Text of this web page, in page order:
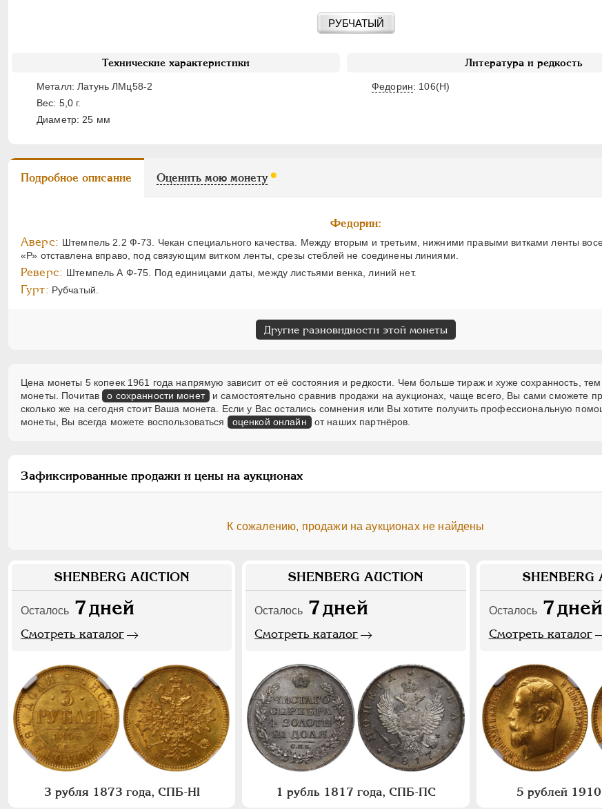
РУБЧАТЫЙ
Технические характеристики
Металл: Латунь ЛМц58-2
Вес: 5,0 г.
Диаметр: 25 мм
Литература и редкость
Федорин: 106(Н)
Подробное описание Оценить мою монету
Федорин:
Аверс: Штемпель 2.2 Ф-73. Чекан специального качества. Между вторым и третьим, нижними правыми витками ленты
«Р» отставлена вправо, под связующим витком ленты, срезы стеблей не соединены линиями.
Реверс: Штемпель А Ф-75. Под единицами даты, между листьями венка, линий нет.
Гурт: Рубчатый.
Другие разновидности этой монеты
Цена монеты 5 копеек 1961 года напрямую зависит от её состояния и редкости. Чем больше тираж и хуже сохранность,
монеты. Почитав о сохранности монет и самостоятельно сравнив продажи на аукционах, чаще всего, Вы сами сможете
сколько же на сегодня стоит Ваша монета. Если у Вас остались сомнения или Вы хотите получить профессиональную
монеты, Вы всегда можете воспользоваться
оценкой онлайн от наших партнёров.
Зафиксированные продажи и цены на аукционах
К сожалению, продажи на аукционах не найдены
SHENBERG AUCTION
Осталось 7дней
Смотреть каталог
3 рубля 1873 года, СПБ-НI
SHENBERG AUCTION
Осталось 7дней
Смотреть каталог
1 рубль 1817 года, СПБ-ПС
SHENBERG
Осталось 7дней
Смотреть каталог
5 рублей